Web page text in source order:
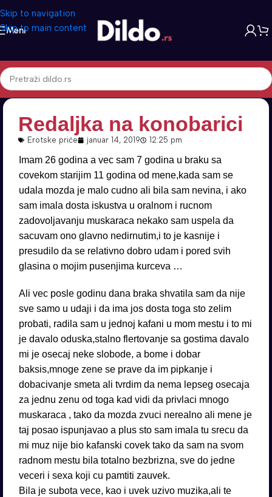
Skip to navigation
Skip to main content
Meni
Redaljka na konobarici
Erotske priče januar 14, 2019 12:25 pm
Imam 26 godina a vec sam 7 godina u braku sa
covekom starijim 11 godina od mene,kada sam se
udala mozda je malo cudno ali bila sam nevina, i ako
sam imala dosta iskustva u oralnom i rucnom
zadovoljavanju muskaraca nekako sam uspela da
sacuvam ono glavno nedirnutim,i to je kasnije i
presudilo da se relativno dobro udam i pored svih
glasina o mojim pusenjima kurceva …
Ali vec posle godinu dana braka shvatila sam da nije
sve samo u udaji i da ima jos dosta toga sto zelim
probati, radila sam u jednoj kafani u mom mestu i to mi
je davalo oduska,stalno flertovanje sa gostima davalo
mi je osecaj neke slobode, a bome i dobar
baksis,mnoge zene se prave da im pipkanje i
dobacivanje smeta ali tvrdim da nema lepseg osecaja
za jednu zenu od toga kad vidi da privlaci mnogo
muskaraca , tako da mozda zvuci nerealno ali mene je
taj posao ispunjavao a plus sto sam imala tu srecu da
mi muz nije bio kafanski covek tako da sam na svom
radnom mestu bila totalno bezbrizna, sve do jedne
veceri i sexa koji cu pamtiti zauvek.
Bila je subota vece, kao i uvek uzivo muzika,ali te